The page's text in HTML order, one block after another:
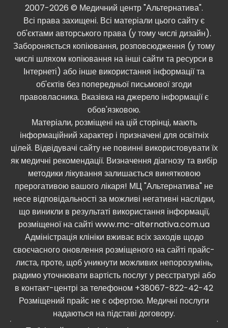
2007-2026 © Медичний центр "Альтернатива".
Всі права захищені. Всі матеріали цього сайту є
об'єктами авторського права (у тому числі дизайн).
Забороняється копіювання, розповсюдження (у тому
числі шляхом копіювання на інші сайти та ресурси в
Інтернеті) або інше використання інформації та
об'єктів без попередньої письмової згоди
правовласника. Вказівка ​​на джерело інформації є
обов'язковою.
Матеріали, розміщені на цій сторінці, мають
інформаційний характер і призначені для освітніх
цілей. Відвідувачі сайту не повинні використовувати їх
як медичні рекомендації. Визначення діагнозу та вибір
методики лікування залишається винятковою
прерогативою вашого лікаря! МЦ "Альтернатива" не
несе відповідальності за можливі негативні наслідки,
що виникли в результаті використання інформації,
розміщеної на сайті www.mc-alternativa.com.ua
Адміністрація клініки вживає всіх заходів щодо
своєчасного оновлення розміщеного на сайті прайс-
листа, проте, щоб уникнути можливих непорозумінь,
радимо уточнювати вартість послуг у реєстратурі або
в контакт-центрі за телефоном +38067-822-42-42
Розміщений прайс не є офертою. Медичні послуги
надаються на підставі договору.